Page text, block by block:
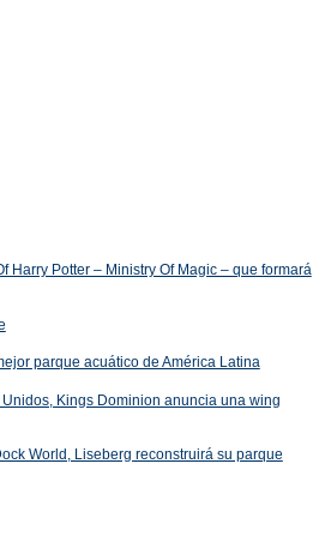
Harry Potter – Ministry Of Magic – que formará
parque acuático de América Latina
Kings Dominion anuncia una wing
World, Liseberg reconstruirá su parque